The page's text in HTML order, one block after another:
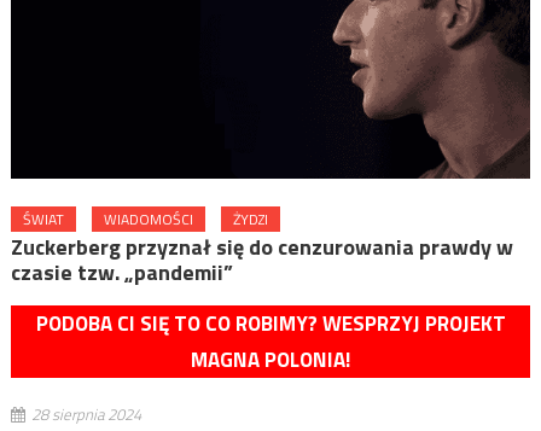
ŚWIAT WIADOMOŚCI ŻYDZI
Zuckerberg przyznał się do cenzurowania prawdy w
czasie tzw. „pandemii”
PODOBA CI SIĘ TO CO ROBIMY? WESPRZYJ PROJEKT
MAGNA POLONIA!
28 sierpnia 2024